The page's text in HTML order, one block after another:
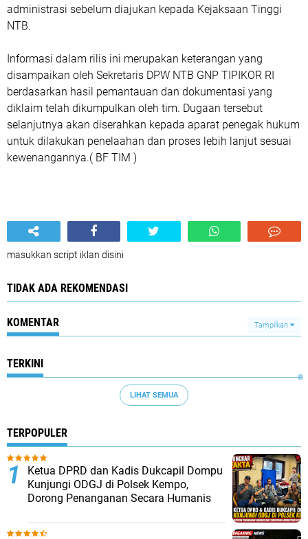
administrasi sebelum diajukan kepada Kejaksaan Tinggi
NTB.
Informasi dalam rilis ini merupakan keterangan yang
disampaikan oleh Sekretaris DPW NTB GNP TIPIKOR RI
berdasarkan hasil pemantauan dan dokumentasi yang
diklaim telah dikumpulkan oleh tim. Dugaan tersebut
selanjutnya akan diserahkan kepada aparat penegak hukum
untuk dilakukan penelaahan dan proses lebih lanjut sesuai
kewenangannya.( BF TIM )
masukkan script iklan disini
TIDAK ADA REKOMENDASI
KOMENTAR Tampilkan
TERKINI
LIHAT SEMUA
TERPOPULER
Ketua DPRD dan Kadis Dukcapil Dompu
Kunjungi ODGJ di Polsek Kempo,
Dorong Penanganan Secara Humanis